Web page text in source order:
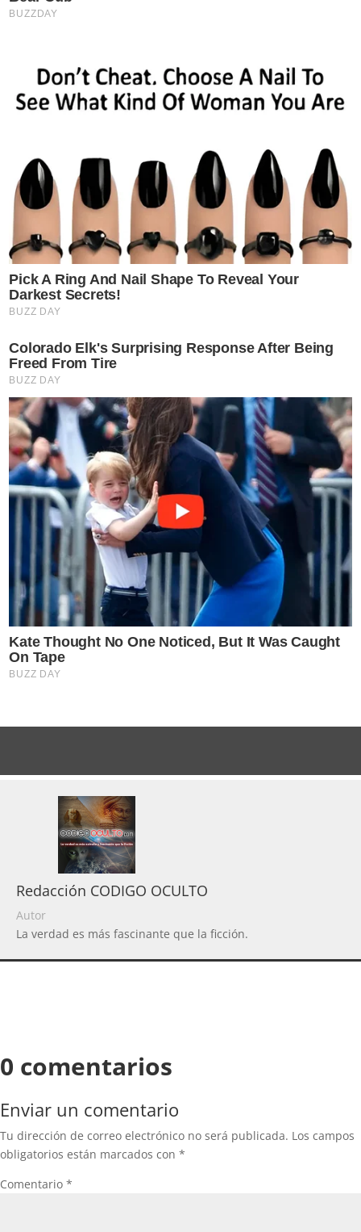
Redacción CODIGO OCULTO
Autor
La verdad es más fascinante que la ficción.
0 comentarios
Enviar un comentario
Tu dirección de correo electrónico no será publicada. Los campos
obligatorios están marcados con *
Comentario *